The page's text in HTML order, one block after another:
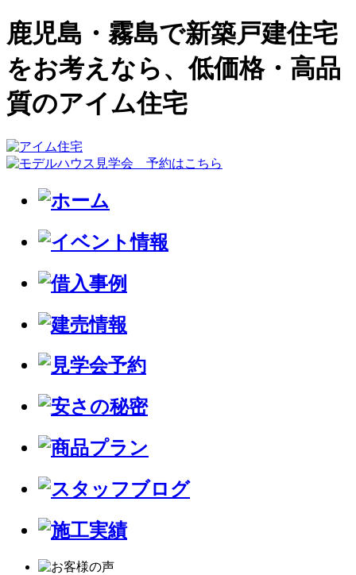
鹿児島・霧島で新築戸建住宅
をお考えなら、低価格・高品
質のアイム住宅